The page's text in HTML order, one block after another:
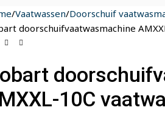
Vaatwassen Doorschuif
doorschuifvaatwasmachine
10C